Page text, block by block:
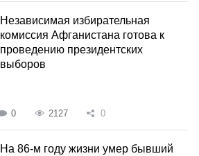
Независимая избирательная
комиссия Афганистана готова к
проведению президентских
выборов
0 2127 0
На 86-м году жизни умер бывший